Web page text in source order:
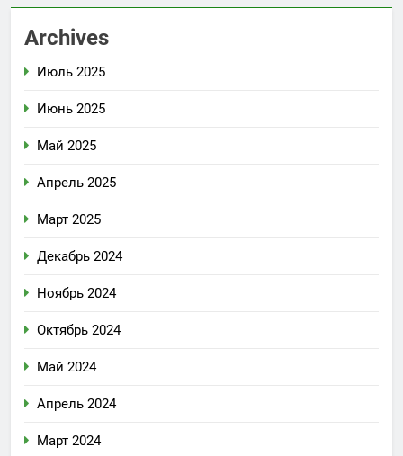
Archives
Июль 2025
Июнь 2025
Май 2025
Апрель 2025
Март 2025
Декабрь 2024
Ноябрь 2024
Октябрь 2024
Май 2024
Апрель 2024
Март 2024